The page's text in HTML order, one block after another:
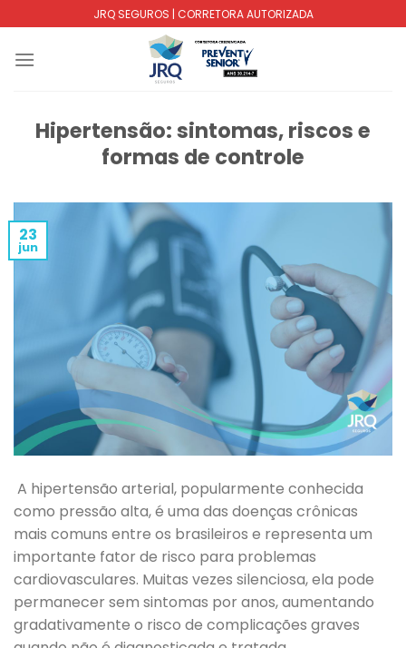
to
content
JRQ SEGUROS | CORRETORA AUTORIZADA
Hipertensão: sintomas, riscos e
formas de controle
23
jun
A hipertensão arterial, popularmente conhecida
como pressão alta, é uma das doenças crônicas
mais comuns entre os brasileiros e representa um
importante fator de risco para problemas
cardiovasculares. Muitas vezes silenciosa, ela pode
permanecer sem sintomas por anos, aumentando
gradativamente o risco de complicações graves